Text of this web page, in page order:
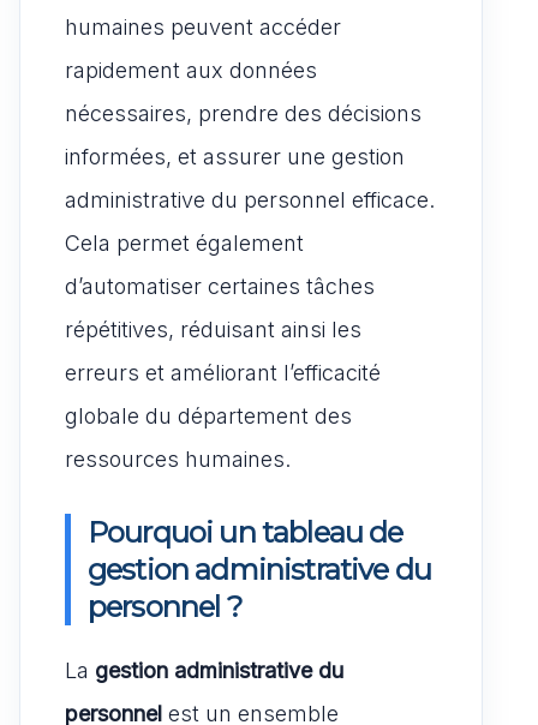
humaines peuvent accéder
rapidement aux données
nécessaires, prendre des décisions
informées, et assurer une gestion
administrative du personnel efficace.
Cela permet également
d’automatiser certaines tâches
répétitives, réduisant ainsi les
erreurs et améliorant l’efficacité
globale du département des
ressources humaines.
Pourquoi un tableau de
gestion administrative du
personnel ?
La gestion administrative du
personnel est un ensemble